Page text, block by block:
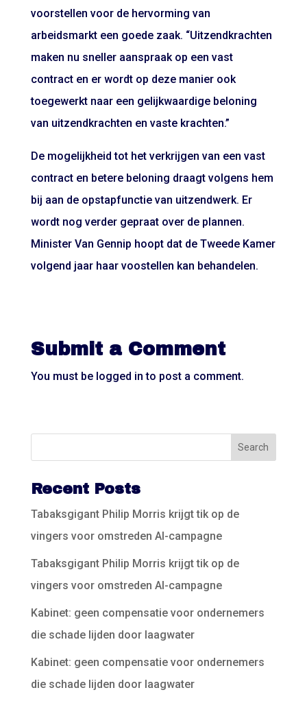
voorstellen voor de hervorming van
arbeidsmarkt een goede zaak. “Uitzendkrachten
maken nu sneller aanspraak op een vast
contract en er wordt op deze manier ook
toegewerkt naar een gelijkwaardige beloning
van uitzendkrachten en vaste krachten.”
De mogelijkheid tot het verkrijgen van een vast
contract en betere beloning draagt volgens hem
bij aan de opstapfunctie van uitzendwerk. Er
wordt nog verder gepraat over de plannen.
Minister Van Gennip hoopt dat de Tweede Kamer
volgend jaar haar voostellen kan behandelen.
Submit a Comment
You must be logged in to post a comment.
Recent Posts
Tabaksgigant Philip Morris krijgt tik op de
vingers voor omstreden AI-campagne
Tabaksgigant Philip Morris krijgt tik op de
vingers voor omstreden AI-campagne
Kabinet: geen compensatie voor ondernemers
die schade lijden door laagwater
Kabinet: geen compensatie voor ondernemers
die schade lijden door laagwater